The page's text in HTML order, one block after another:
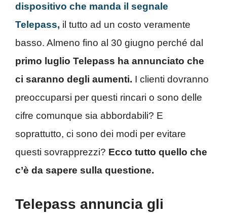
dispositivo che manda il segnale
Telepass, il tutto ad un costo veramente
basso. Almeno fino al 30 giugno perché dal
primo luglio Telepass ha annunciato che
ci saranno degli aumenti. I clienti dovranno
preoccuparsi per questi rincari o sono delle
cifre comunque sia abbordabili? E
soprattutto, ci sono dei modi per evitare
questi sovrapprezzi? Ecco tutto quello che
c’è da sapere sulla questione.
Telepass annuncia gli